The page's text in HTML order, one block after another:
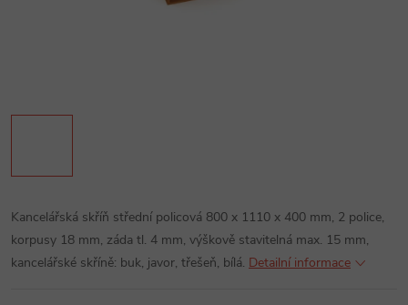
Kancelářská skříň střední policová 800 x 1110 x 400 mm, 2 police,
korpusy 18 mm, záda tl. 4 mm, výškově stavitelná max. 15 mm,
kancelářské skříně: buk, javor, třešeň, bílá. Detailní informace